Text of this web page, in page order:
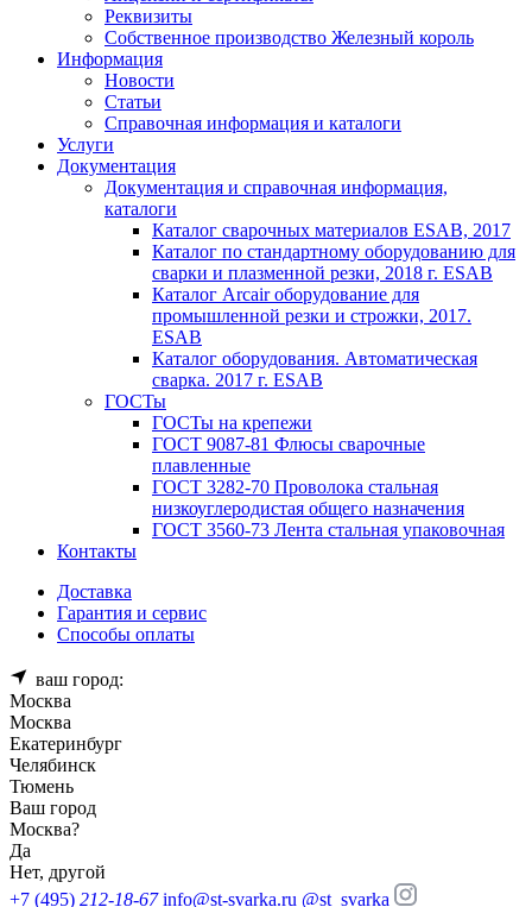
Реквизиты
Собственное производство Железный король
Информация
Новости
Статьи
Справочная информация и каталоги
Услуги
Документация
Документация и справочная информация,
каталоги
Каталог сварочных материалов ESAB, 2017
Каталог по стандартному оборудованию для
сварки и плазменной резки, 2018 г. ESAB
Каталог Arcair оборудование для
промышленной резки и строжки, 2017.
ESAB
Каталог оборудования. Автоматическая
сварка. 2017 г. ESAB
ГОСТы
ГОСТы на крепежи
ГОСТ 9087-81 Флюсы сварочные
плавленные
ГОСТ 3282-70 Проволока стальная
низкоуглеродистая общего назначения
ГОСТ 3560-73 Лента стальная упаковочная
Контакты
Доставка
Гарантия и сервис
Способы оплаты
ваш город:
Москва
Москва
Екатеринбург
Челябинск
Тюмень
Ваш город
Москва?
Да
Нет, другой
+7 (495) 212-18-67 info@st-svarka.ru @st_svarka